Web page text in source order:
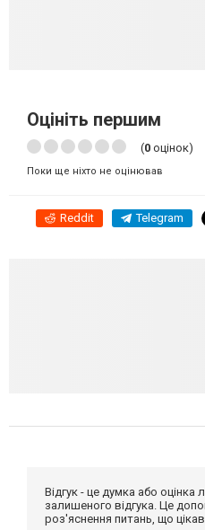
Оцініть першим
(0 оцінок)
Поки ще ніхто не оцінював
Reddit Telegram
Відгук - це думка або
залишеного відгука. Це
роз'яснення питань, що